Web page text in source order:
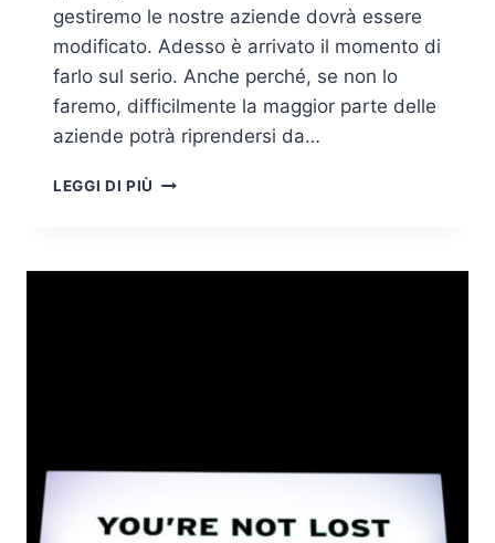
gestiremo le nostre aziende dovrà essere
modificato. Adesso è arrivato il momento di
farlo sul serio. Anche perché, se non lo
faremo, difficilmente la maggior parte delle
aziende potrà riprendersi da…
LEGGI DI PIÙ CORONAVIRUS:
CI